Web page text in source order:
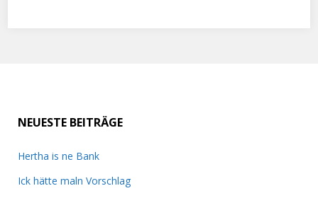
NEUESTE BEITRÄGE
Hertha is ne Bank
Ick hätte maln Vorschlag